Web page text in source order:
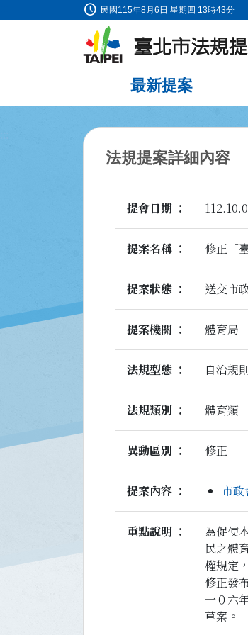
最新提案
schedule 民國115年8月6日 星期四 13時43分
法規提案詳細內容
提會日期
提案名稱 修正「
提案狀態 送交市
提案機關 體育局
法規型態 自治規
法規類別 體育類
異動區別 修正
提案內容 市
重點說明
為促使
民之體
權規定
修正發
一０六
草案。